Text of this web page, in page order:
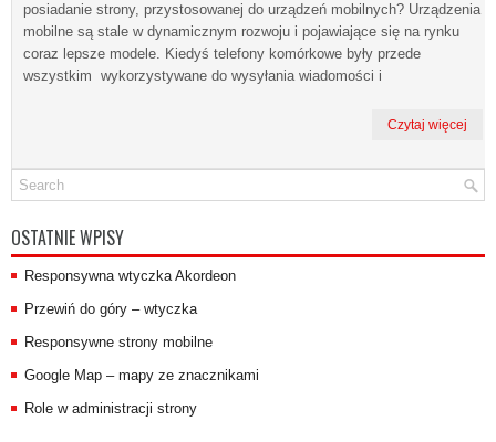
posiadanie strony, przystosowanej do urządzeń mobilnych? Urządzenia
mobilne są stale w dynamicznym rozwoju i pojawiające się na rynku
coraz lepsze modele. Kiedyś telefony komórkowe były przede
wszystkim wykorzystywane do wysyłania wiadomości i
Czytaj więcej
OSTATNIE WPISY
Responsywna wtyczka Akordeon
Przewiń do góry – wtyczka
Responsywne strony mobilne
Google Map – mapy ze znacznikami
Role w administracji strony